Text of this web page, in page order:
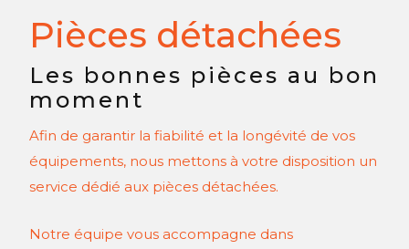
Pièces détachées
Les bonnes pièces au bon
moment
Afin de garantir la fiabilité et la longévité de vos
équipements, nous mettons à votre disposition un
service dédié aux pièces détachées.
Notre équipe vous accompagne dans